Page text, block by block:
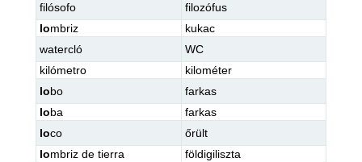
filósofo
filozófus
lombriz
kukac
watercló
WC
kilómetro
kilométer
lobo
farkas
loba
farkas
loco
őrült
lombriz de tierra
földigiliszta